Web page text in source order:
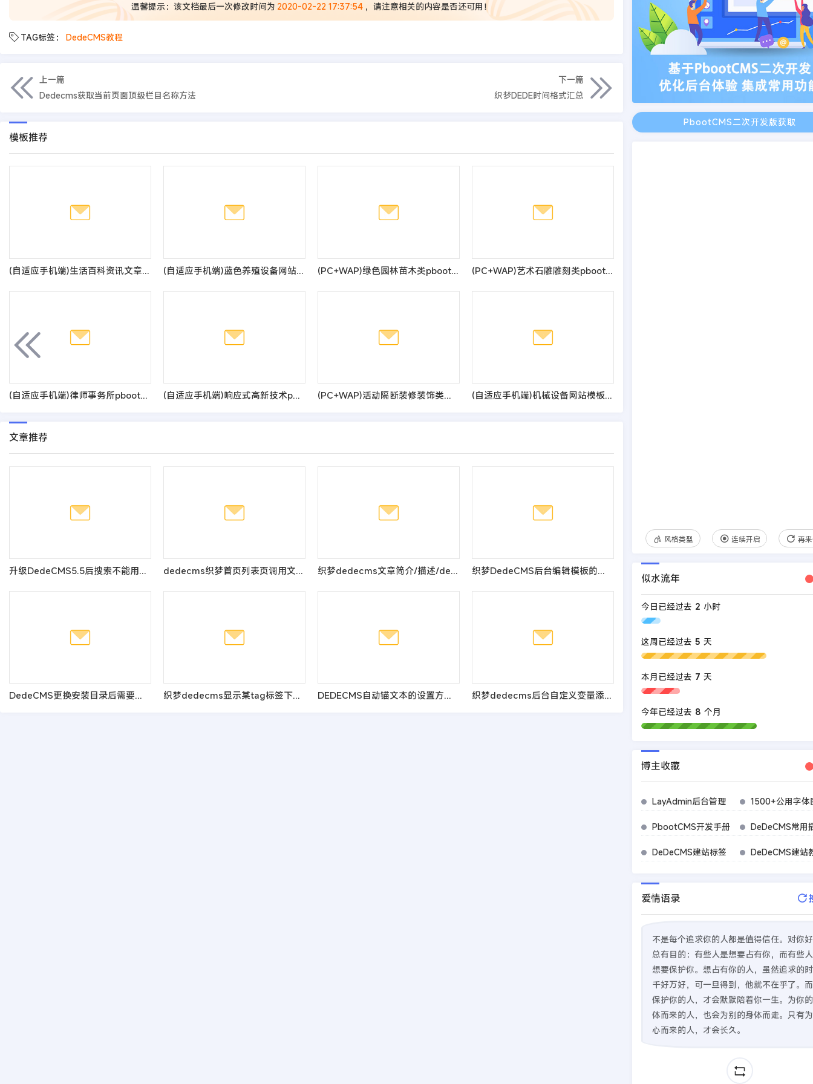
温馨提示：该文档最后一次修改时间为 2020-02-22 17:37:54 ，请注意相关的内容是否还可用！
TAG标签： DedeCMS教程
上一篇
Dedecms获取当前页面顶级栏目名称方法
下一篇
织梦DEDE时间格式汇总
模板推荐
(自适应手机端)生活百科资讯文章博客类网站pbootcms模板 绿色新闻博客网站源码 (自适应手机端)蓝色养殖设备网站pbootcms模板 (PC+WAP)绿色园林苗木类pbootcms网站模板 农林种植树苗网站源码 (PC+WAP)艺术石雕雕刻类pbootcms企业网站模板 古典水墨风格网站源码
(自适应手机端)律师事务所pbootcms网站模板 响应式法律咨询网站源码 (自适应手机端)响应式高新技术pbootcms网站模板 HTML5科技能源技术网站源码 (PC+WAP)活动隔断装修装饰类网站pbootcms模板 蓝色低碳环保隔断板网站源码 (自适应手机端)机械设备网站模板 工业产品网站源码
文章推荐
升级DedeCMS5.5后搜索不能用的解决方法 dedecms织梦首页列表页调用文章从指定位置开始调取 织梦dedecms文章简介/描述/description长度的修改方法 织梦DedeCMS后台编辑模板的时候出现Error:no csrf hash code!的解决方法
DedeCMS更换安装目录后需要修改的内容 织梦dedecms显示某tag标签下文章总数量的方法 DEDECMS自动锚文本的设置方法与技巧 织梦dedecms后台自定义变量添加图片变量
PbootCMS二次开发版获取
风格类型 连续开启 再
似水流年
今日已经过去 2 小时
这周已经过去 5 天
本月已经过去 7 天
今年已经过去 8 个月
博主收藏
LayAdmin后台管理 1500+公用字体
PbootCMS开发手册 DeDeCMS常用
DeDeCMS建站标签 DeDeCMS建站
爱情语录
不是每个追求你的人都是值得信任。对你
总有目的：有些人是想要占有你，而有些
想要保护你。想占有你的人，虽然追求的
千好万好，可一旦得到，他就不在乎了。
保护你的人，才会默默陪着你一生。为你
体而来的人，也会为别的身体而走。只有
心而来的人，才会长久。